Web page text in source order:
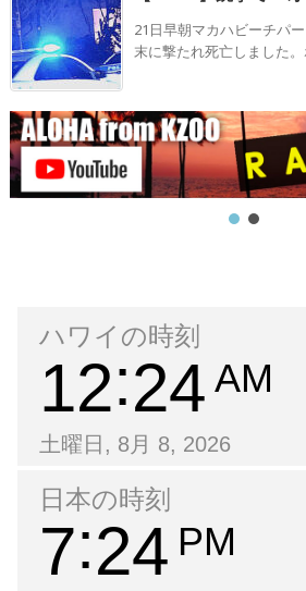
21日早朝マカハビーチパ
末に撃たれ死亡しました。
ハワイの時刻
12 24 AM
土曜日, 8月 8, 2026
日本の時刻
7 24 PM